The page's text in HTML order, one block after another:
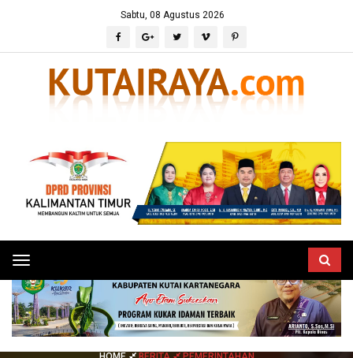
Sabtu, 08 Agustus 2026
Toggle
navigation
HOME BERITA PEMERINTAHAN